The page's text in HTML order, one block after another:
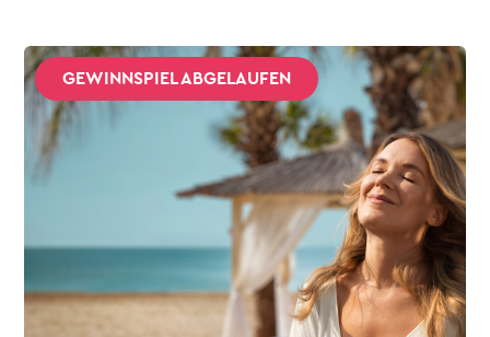
GEWINNSPIEL ABGELAUFEN